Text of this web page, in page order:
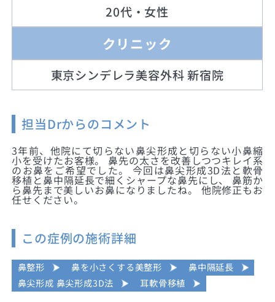
20代・女性
クリニック
東京シンデレラ美容外科 新宿院
担当Drからのコメント
3年前、他院にて切らない鼻尖形成と切らない小鼻縮
小を受けたお客様。 鼻先の太さを改善しつつキレイ系
のお鼻をご希望でした。 今回は鼻尖形成3D法と軟骨
移植と鼻中隔延長で細くシャープな鼻先にし、 鼻筋か
ら鼻先まで美しいお鼻になりましたね。 他院修正もお
任せください。
この症例の施術詳細
鼻整形 鼻を小さくする美整形
鼻中隔延長
鼻尖形成 鼻尖形成3D法
耳軟骨移植